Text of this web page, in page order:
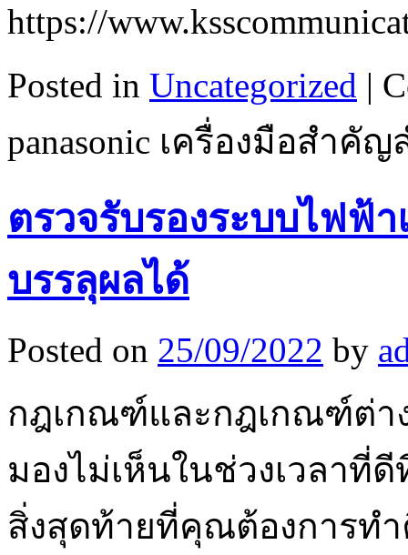
https://
Posted in Uncategorized |
panasonic เครื่องมือสำคั
ตรวจรับรองระบบไฟฟ้
บรรลุผลได้
Posted on 25/09/2022 by
กฎเกณฑ์และกฎเกณฑ์ต่า
มองไม่เห็นในช่วงเวลาที่
สิ่งสุดท้ายที่คุณต้องการท